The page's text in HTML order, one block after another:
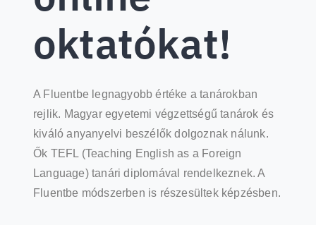
oktatókat!
A Fluentbe legnagyobb értéke a tanárokban
rejlik. Magyar egyetemi végzettségű tanárok és
kiváló anyanyelvi beszélők dolgoznak nálunk.
Ők TEFL (Teaching English as a Foreign
Language) tanári diplomával rendelkeznek. A
Fluentbe módszerben is részesültek képzésben.